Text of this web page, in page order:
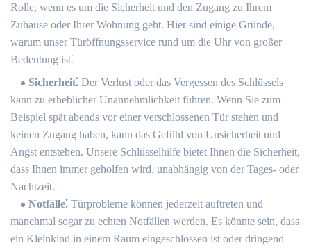
Rolle, wenn es um die Sicherheit und den Zugang zu Ihrem
Zuhause oder Ihrer Wohnung geht. Hier sind einige Gründe,
warum unser Türöffnungsservice rund um die Uhr von großer
Bedeutung ist⁚
Sicherheit⁚ Der Verlust oder das Vergessen des Schlüssels
kann zu erheblicher Unannehmlichkeit führen.​ Wenn Sie zum
Beispiel spät abends vor einer verschlossenen Tür stehen und
keinen Zugang haben, kann das Gefühl von Unsicherheit und
Angst entstehen.​ Unsere Schlüsselhilfe bietet Ihnen die Sicherheit,
dass Ihnen immer geholfen wird, unabhängig von der Tages- oder
Nachtzeit.
Notfälle⁚ Türprobleme können jederzeit auftreten und
manchmal sogar zu echten Notfällen werden.​ Es könnte sein, dass
ein Kleinkind in einem Raum eingeschlossen ist oder dringend